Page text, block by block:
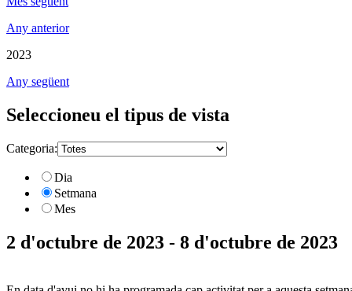
Any anterior
2023
Any següent
Seleccioneu el tipus de vista
Categoria:
Dia
Setmana
Mes
2 d'octubre de 2023 - 8 d'octubre de 2023